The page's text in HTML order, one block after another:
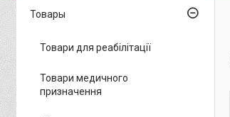
Товары
Товари для реабілітації
Товари медичного
призначення